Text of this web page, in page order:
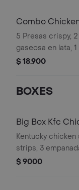
Combo
Salsa
5 Presas crispy,
gaseosa en lata,
elección
$ 18.900
BOXES
Big Box Kfc
Kentucky
strips, 3
frita regular,
$ 9000